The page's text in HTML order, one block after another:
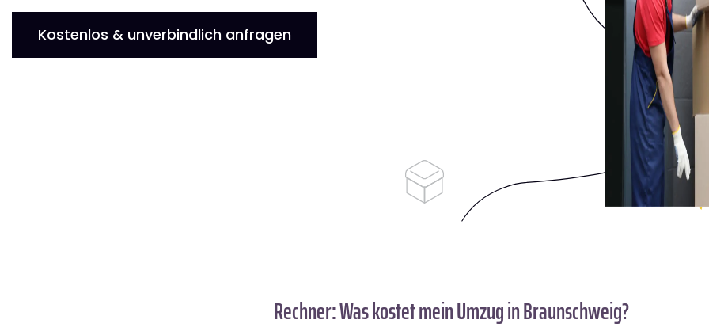
Kostenlos & unverbindlich anfragen
Rechner: Was kostet mein Umzug in Braunschweig?